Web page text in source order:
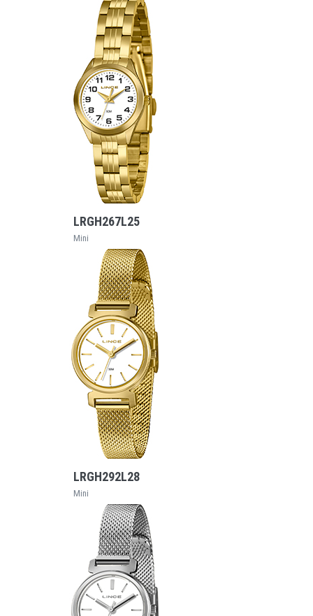
VEJA MAIS
LRGH267L25
Mini
VEJA MAIS
LRGH292L28
Mini